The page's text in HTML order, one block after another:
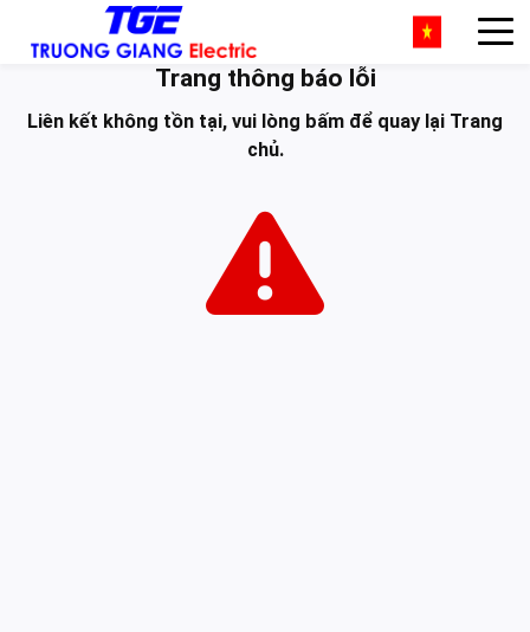
Trang thông báo lỗi
Liên kết không tồn tại, vui lòng bấm để quay lại Trang
chủ.